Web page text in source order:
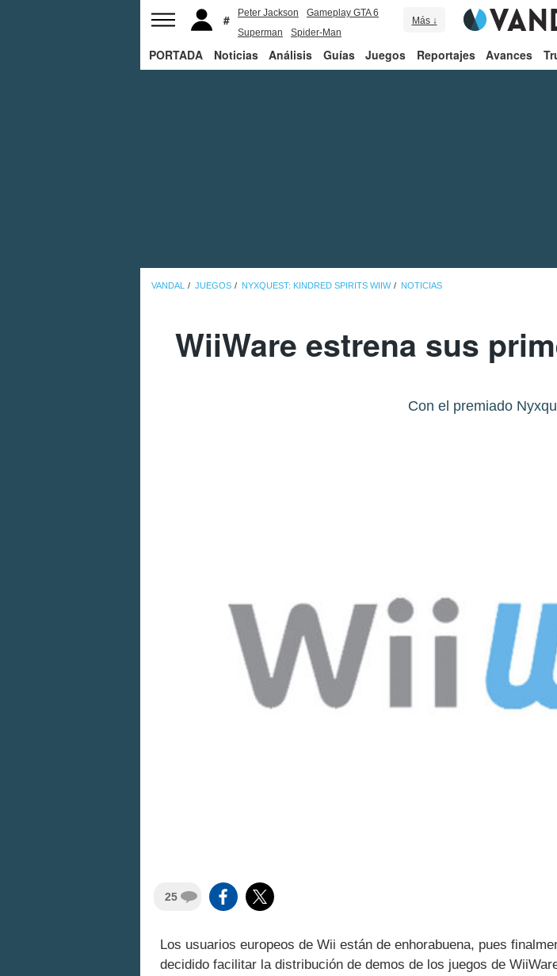
Peter Jackson
Gameplay GTA 6
Superman
Spider-Man
Más ↓
PORTADA Noticias Análisis Guías Juegos Reportajes Avances
VANDAL JUEGOS NYXQUEST: KINDRED SPIRITS WIIW NOTICIAS
WiiWare estrena sus
Con el premiado
25
Los usuarios europeos de Wii están de enhorabuena, pues
decidido facilitar la distribución de demos de los juegos de